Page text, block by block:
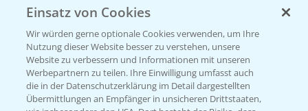
BROSCHÜREN
Ackerbau
Saatgut
Sonderkulturen
Einsatz von Cookies
Wir würden gerne optionale Cookies verwenden, um Ihre
Nutzung dieser Website besser zu verstehen, unsere
Website zu verbessern und Informationen mit unseren
Werbepartnern zu teilen. Ihre Einwilligung umfasst auch
die in der Datenschutzerklärung im Detail dargestellten
Übermittlungen an Empfänger in unsicheren Drittstaaten,